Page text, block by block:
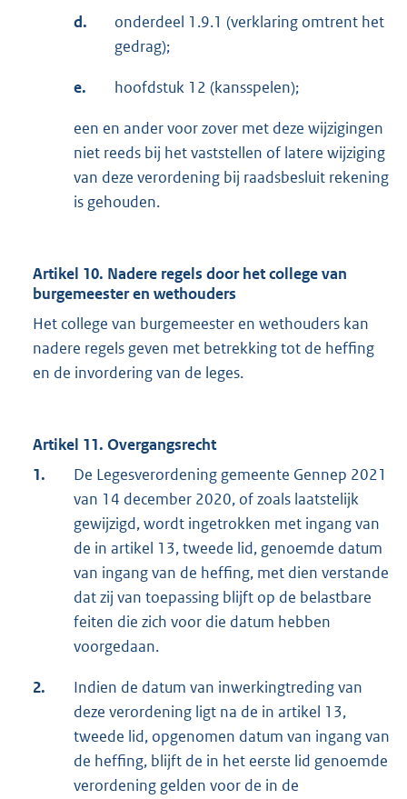
d.
onderdeel 1.9.1 (verklaring omtrent het
gedrag);
e. hoofdstuk 12 (kansspelen);
een en ander voor zover met deze wijzigingen
niet reeds bij het vaststellen of latere wijziging
van deze verordening bij raadsbesluit rekening
is gehouden.
Artikel 10. Nadere regels door het college van
burgemeester en wethouders
Het college van burgemeester en wethouders kan
nadere regels geven met betrekking tot de heffing
en de invordering van de leges.
Artikel 11. Overgangsrecht
1.
De Legesverordening gemeente Gennep 2021
van 14 december 2020, of zoals laatstelijk
gewijzigd, wordt ingetrokken met ingang van
de in artikel 13, tweede lid, genoemde datum
van ingang van de heffing, met dien verstande
dat zij van toepassing blijft op de belastbare
feiten die zich voor die datum hebben
voorgedaan.
2.
Indien de datum van inwerkingtreding van
deze verordening ligt na de in artikel 13,
tweede lid, opgenomen datum van ingang van
de heffing, blijft de in het eerste lid genoemde
verordening gelden voor de in de